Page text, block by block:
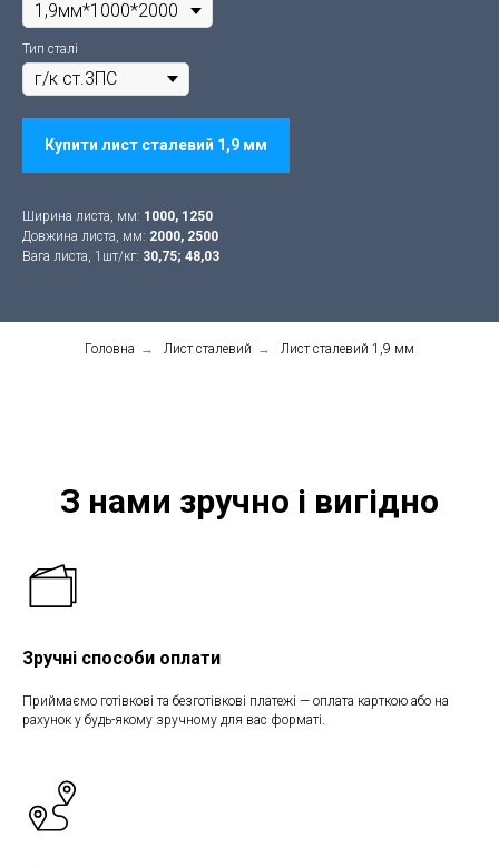
Тип сталі
Купити лист сталевий 1,9 мм
Ширина листа, мм: 1000, 1250
Довжина листа, мм: 2000, 2500
Вага листа, 1шт/кг: 30,75; 48,03
Головна → Лист сталевий → Лист сталевий 1,9 мм
З нами зручно і вигідно
Зручні способи оплати
Приймаємо готівкові та безготівкові платежі — оплата карткою або на
рахунок у будь-якому зручному для вас форматі.